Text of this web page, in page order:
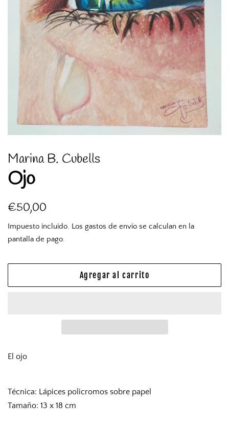
Marina B. Cubells
Ojo
Precio
€50,00
venta
Impuesto incluido. Los gastos de envío se calculan en la
pantalla de pago.
Agregar al carrito
El ojo
Técnica: Lápices policromos sobre papel
Tamaño: 13 x 18 cm